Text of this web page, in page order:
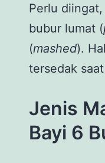
Perlu diingat,
bubur lumat (
(mashed).
tersedak
Jenis
Bayi 6